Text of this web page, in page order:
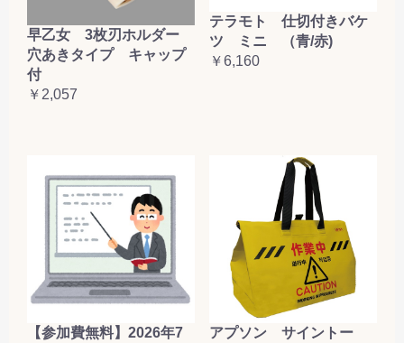
早乙女 3枚刃ホルダー
穴あきタイプ キャップ
付
￥2,057
テラモト 仕切付きバケ
ツ ミニ （青/赤)
￥6,160
【参加費無料】2026年7
アプソン サイントー